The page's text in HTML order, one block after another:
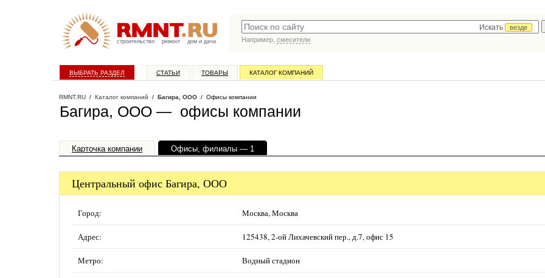
строительство ремонт дом и дача
Искать
везде
Например, смесители
ВЫБРАТЬ РАЗДЕЛ СТАТЬИ ТОВАРЫ КАТАЛОГ КОМПАНИЙ
RMNT.RU / Каталог компаний / Багира, ООО / Офисы компании
Багира, ООО — офисы компании
Карточка компании Офисы, филиалы — 1
Центральный офис Багира, ООО
Город: Москва, Москва
Адрес: 125438, 2-ой Лихачевский пер., д.7, офис 15
Метро: Водный стадион